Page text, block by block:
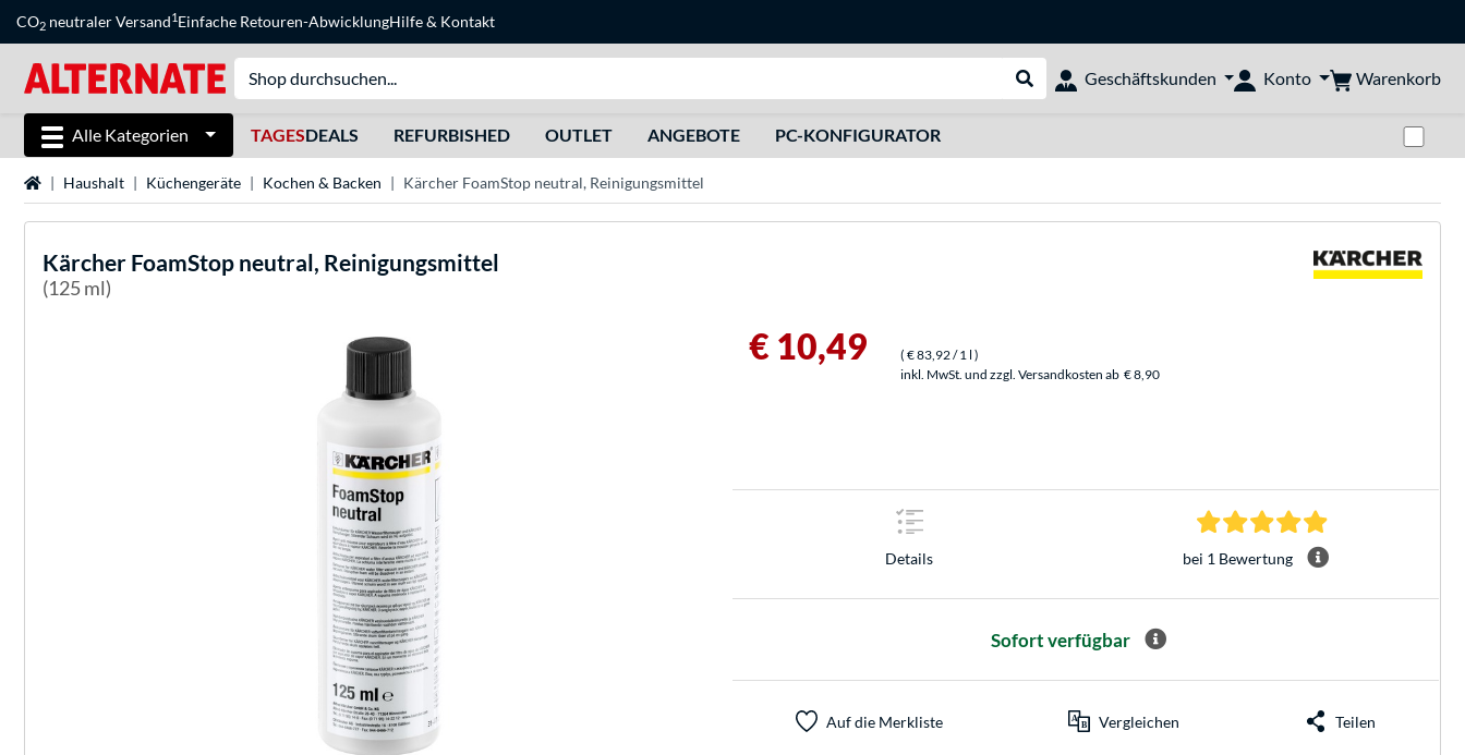
CO2 neutraler Versand1Einfache Retouren-AbwicklungHilfe& Kontakt
Suche durchführen
Geschäftskunden Konto Warenkorb
Alle Kategorien TAGESDEALS REFURBISHED OUTLET ANGEBOTE PC-KONFIGURATOR
StartseiteHaushalt Küchengeräte Kochen & Backen Kärcher FoamStop neutral, Reinigungsmittel
Kärcher FoamStop neutral, Reinigungsmittel
(125 ml)
€ 10,49 ( € 83,92/ 1 l )
inkl. MwSt. und zzgl. Versandkosten ab € 8,90
Details
5.0 Sterne bei 1
bei 1 Bewertung
Sofort verfügbar
Auf die Merkliste Vergleichen Teilen